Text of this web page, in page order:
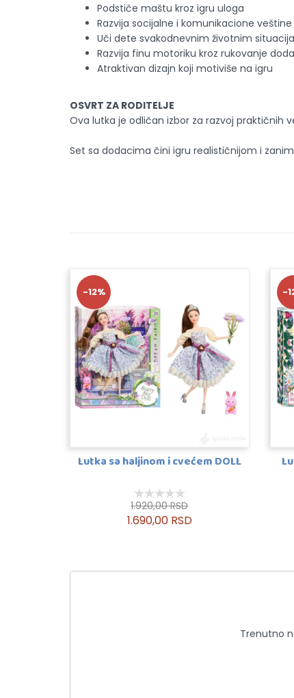
Podstiče maštu kroz igru uloga
Razvija socijalne i komunikacione veštine
Uči dete svakodnevnim životnim
Razvija finu motoriku kroz rukovanje
Atraktivan dizajn koji motiviše na igru
OSVRT ZA RODITELJE
Ova lutka je odličan izbor za razvoj praktičnih
Set sa dodacima čini igru realističnijom i
-12%
Lutka sa haljinom i cvećem DOLL
1.920,00 RSD
1.690,00 RSD
-
Trenutno